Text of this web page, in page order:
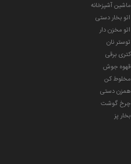
ماشین آشپزخانه
اتو بخار دستی
اتو مخزن دار
توستر نان
کتری برقی
قهوه جوش
مخلوط کن
همزن دستی
چرخ گوشت
بخار پز